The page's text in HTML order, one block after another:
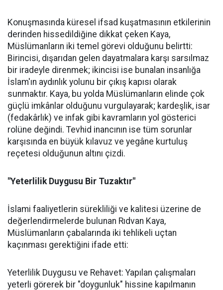
Konuşmasında küresel ifsad kuşatmasının etkilerinin
derinden hissedildiğine dikkat çeken Kaya,
Müslümanların iki temel görevi olduğunu belirtti:
Birincisi, dışarıdan gelen dayatmalara karşı sarsılmaz
bir iradeyle direnmek; ikincisi ise bunalan insanlığa
İslam'ın aydınlık yolunu bir çıkış kapısı olarak
sunmaktır. Kaya, bu yolda Müslümanların elinde çok
güçlü imkânlar olduğunu vurgulayarak; kardeşlik, isar
(fedakârlık) ve infak gibi kavramların yol gösterici
rolüne değindi. Tevhid inancının ise tüm sorunlar
karşısında en büyük kılavuz ve yegâne kurtuluş
reçetesi olduğunun altını çizdi.
"Yeterlilik Duygusu Bir Tuzaktır"
İslami faaliyetlerin sürekliliği ve kalitesi üzerine de
değerlendirmelerde bulunan Rıdvan Kaya,
Müslümanların çabalarında iki tehlikeli uçtan
kaçınması gerektiğini ifade etti:
Yeterlilik Duygusu ve Rehavet: Yapılan çalışmaları
yeterli görerek bir "doygunluk" hissine kapılmanın